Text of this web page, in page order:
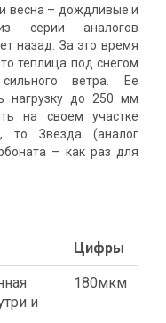
весна – дождливые и
серии аналогов
назад. За это время
теплица под снегом
ветра. Ее
нагрузку до 250 мм
на своем участке
то Звезда (аналог
– как раз для
Цифры
и
180мкм